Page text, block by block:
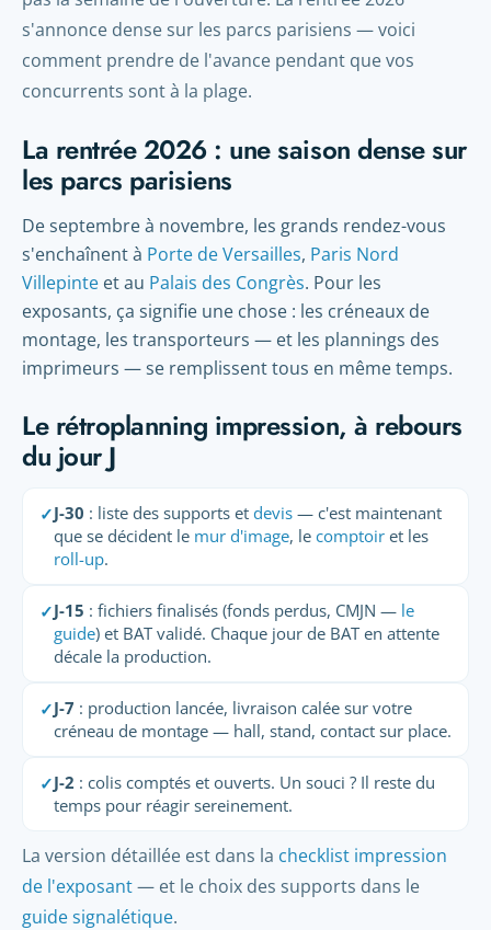
s'annonce dense sur les parcs parisiens — voici
comment prendre de l'avance pendant que vos
concurrents sont à la plage.
La rentrée 2026 : une saison dense sur
les parcs parisiens
De septembre à novembre, les grands rendez-vous
s'enchaînent à Porte de Versailles, Paris Nord
Villepinte et au Palais des Congrès. Pour les
exposants, ça signifie une chose : les créneaux de
montage, les transporteurs — et les plannings des
imprimeurs — se remplissent tous en même temps.
Le rétroplanning impression, à rebours
du jour J
✓J-30 : liste des supports et devis — c'est maintenant
que se décident le mur d'image, le comptoir et les
roll-up.
✓J-15 : fichiers finalisés (fonds perdus, CMJN — le
guide) et BAT validé. Chaque jour de BAT en attente
décale la production.
✓J-7 : production lancée, livraison calée sur votre
créneau de montage — hall, stand, contact sur place.
✓J-2 : colis comptés et ouverts. Un souci ? Il reste du
temps pour réagir sereinement.
La version détaillée est dans la checklist impression
de l'exposant— et le choix des supports dans le
guide signalétique.